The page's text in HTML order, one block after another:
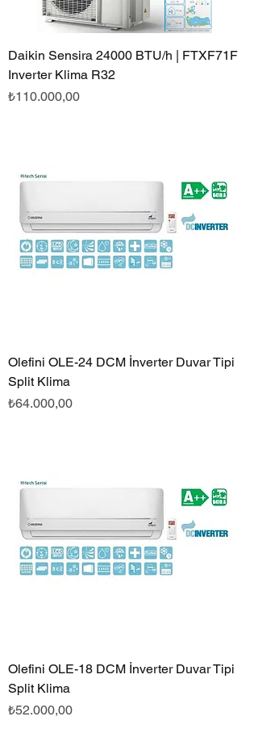
Daikin Sensira 24000 BTU/h | FTXF71F
Inverter Klima R32
Fiyat
₺110.000,00
Olefini OLE-24 DCM İnverter Duvar Tipi
Split Klima
Fiyat
₺64.000,00
Olefini OLE-18 DCM İnverter Duvar Tipi
Split Klima
Fiyat
₺52.000,00